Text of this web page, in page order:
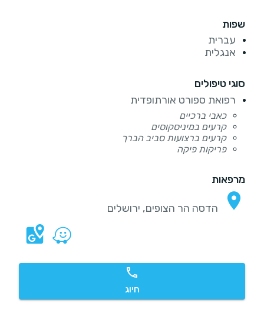
שפות
עברית
אנגלית
סוגי טיפולים
רפואת ספורט אורתופדית
כאבי ברכיים
קרעים במיניסקוסים
קרעים ברצועות סביב הברך
פריקות פיקה
מרפאות
הדסה הר הצופים, ירושלים
חיוג